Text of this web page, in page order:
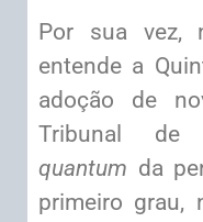
Por sua vez,
entende a
adoção de
Tribunal de
quantum da
primeiro